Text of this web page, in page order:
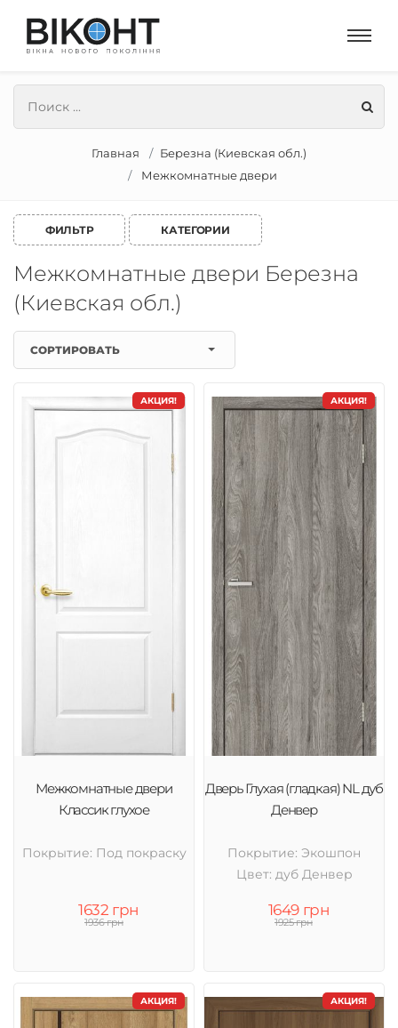
Главная
Березна (Киевская обл.)
Межкомнатные двери
ФИЛЬТР КАТЕГОРИИ
Межкомнатные двери Березна
(Киевская обл.)
СОРТИРОВАТЬ
АКЦИЯ!
Межкомнатные двери
Классик глухое
Покрытие: Под покраску
1632 грн
1936 грн
АКЦИЯ!
Дверь Глухая (гладкая) NL дуб
Денвер
Покрытие: Экошпон
Цвет: дуб Денвер
1649 грн
1925 грн
АКЦИЯ! АКЦИЯ!